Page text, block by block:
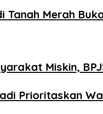
Merah
Miskin,
Prioritaskan